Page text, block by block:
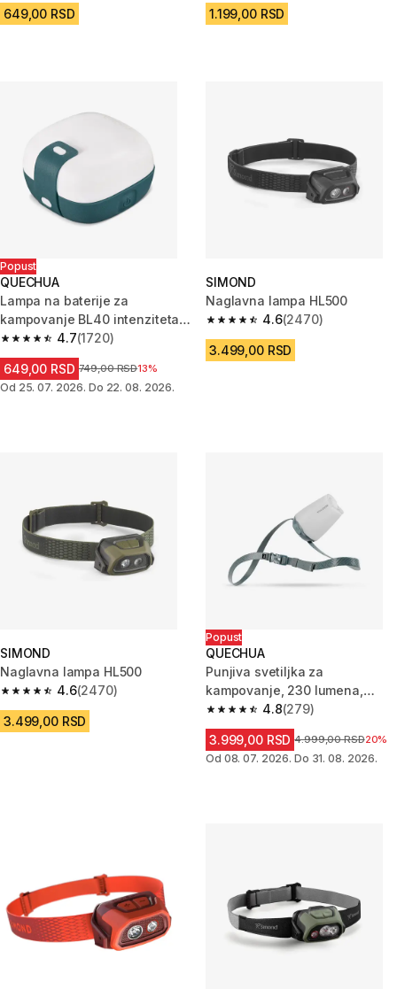
649,00 RSD 1.199,00 RSD
Popust
QUECHUA
Lampa na baterije za
kampovanje BL40 intenziteta
40 lumena4.7
4.7 od 5 zvezdica from 1720 Recenzije
(1720)
649,00 RSD Cena pre sniženja
749,00 RSD13%
Od 25. 07. 2026. Do 22. 08. 2026.
SIMOND
Naglavna lampa HL500
4.6
4.6 od 5 zvezdica from 2470
(2470)
3.499,00 RSD
SIMOND
Naglavna lampa HL500
4.6
4.6 od 5 zvezdica from 2470 Recenzije
(2470)
3.499,00 RSD
Popust
QUECHUA
Punjiva svetiljka za
kampovanje, 230 lumena,
BL230
4.8
4.8 od 5 zvezdica from 279
(279)
3.999,00 RSD Cena pre sniženja
4.999,00 RSD20%
Od 08. 07. 2026. Do 31. 08. 2026.